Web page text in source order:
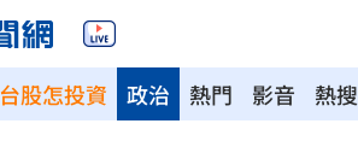
台股怎投資 熱門 影音 熱搜
政治